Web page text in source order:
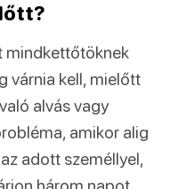
mindkettőtöknek
várnia kell, mielőtt
alvás vagy
amikor alig
adott személlyel,